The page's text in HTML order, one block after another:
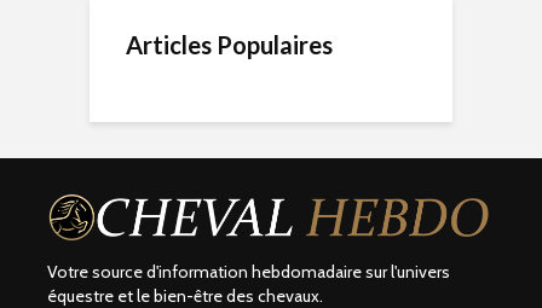
Articles Populaires
Votre source d'information hebdomadaire sur l'univers
équestre et le bien-être des chevaux.